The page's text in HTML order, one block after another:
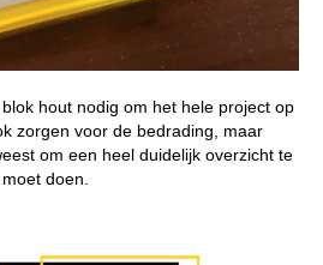
hout nodig om het hele project op
zorgen voor de bedrading, maar
om een heel duidelijk overzicht te
doen.